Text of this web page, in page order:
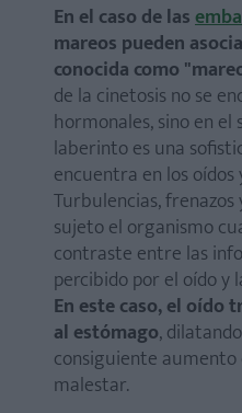
En el caso de las
mareos pueden
conocida como
de la cinetosis no se
hormonales, sino en
laberinto es una
encuentra en los
Turbulencias,
sujeto el organismo
contraste entre las
percibido por el oído y
En este caso, el oído
al estómago,
consiguiente aumento
malestar.